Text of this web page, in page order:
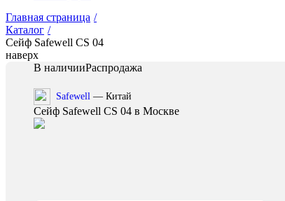
Главная страница /
Каталог /
Сейф Safewell CS 04
наверх
В наличииРаспродажа
Safewell — Китай
Сейф Safewell CS 04 в Москве